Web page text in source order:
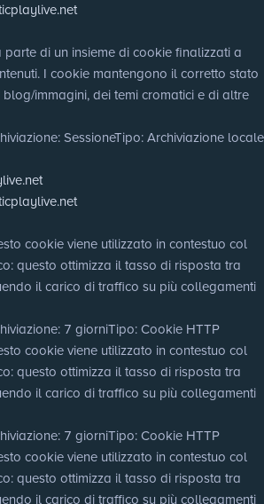
di un insieme di cookie finalizzati a
I cookie mantengono il corretto stato
immagini, dei temi cromatici e di altre
: SessioneTipo: Archiviazione locale
cookie viene utilizzato in contestuo col
questo ottimizza il tasso di risposta tra
il carico di traffico su più collegamenti
: 7 giorniTipo: Cookie HTTP
cookie viene utilizzato in contestuo col
questo ottimizza il tasso di risposta tra
il carico di traffico su più collegamenti
: 7 giorniTipo: Cookie HTTP
cookie viene utilizzato in contestuo col
questo ottimizza il tasso di risposta tra
il carico di traffico su più collegamenti